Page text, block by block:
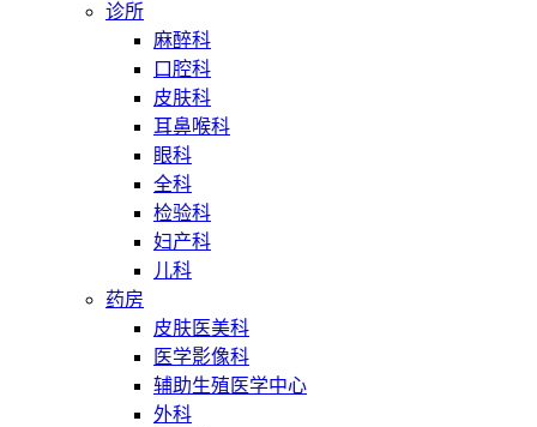
诊所
麻醉科
口腔科
皮肤科
耳鼻喉科
眼科
全科
检验科
妇产科
儿科
药房
皮肤医美科
医学影像科
辅助生殖医学中心
外科